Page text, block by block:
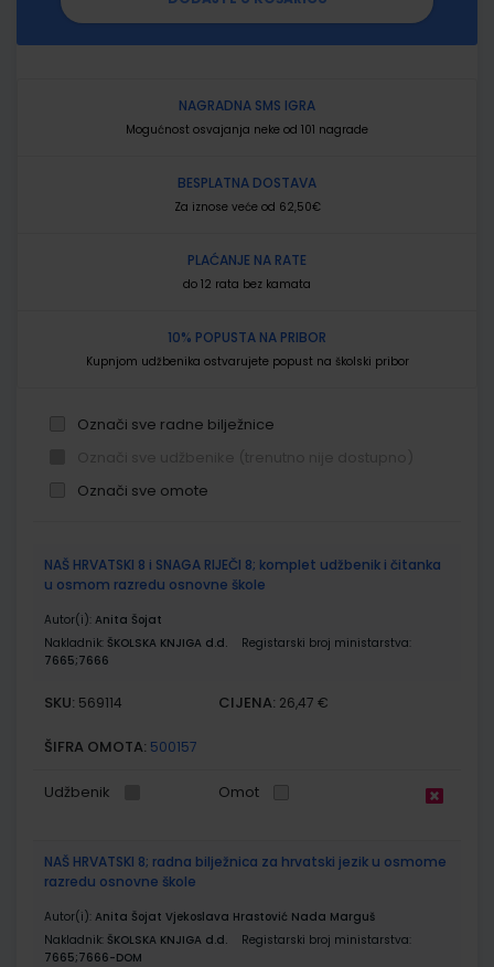
NAGRADNA SMS IGRA
Mogućnost osvajanja neke od 101 nagrade
BESPLATNA DOSTAVA
Za iznose veće od 62,50€
PLAĆANJE NA RATE
do 12 rata bez kamata
10% POPUSTA NA PRIBOR
Kupnjom udžbenika ostvarujete popust na školski pribor
Označi sve radne bilježnice
Označi sve omote
proizvodi
NAŠ HRVATSKI 8 i SNAGA RIJEČI 8; komplet udžbenik i čitanka
u osmom razredu osnovne škole
Autor(i): Anita Šojat
Nakladnik: ŠKOLSKA KNJIGA d.d.
Registarski broj ministarstva:
7665;7666
SKU: 569114 CIJENA: 26,47 €
ŠIFRA OMOTA: 500157
Udžbenik Omot
NAŠ HRVATSKI 8; radna bilježnica za hrvatski jezik u osmome
razredu osnovne škole
Autor(i): Anita Šojat Vjekoslava Hrastović Nada Marguš
Nakladnik: ŠKOLSKA KNJIGA d.d.
Registarski broj ministarstva:
7665;7666-DOM